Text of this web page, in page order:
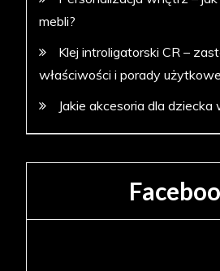
mebli?
Klej introligatorski CR –
właściwości i porady użytkowe
Jakie akcesoria dla dziecka